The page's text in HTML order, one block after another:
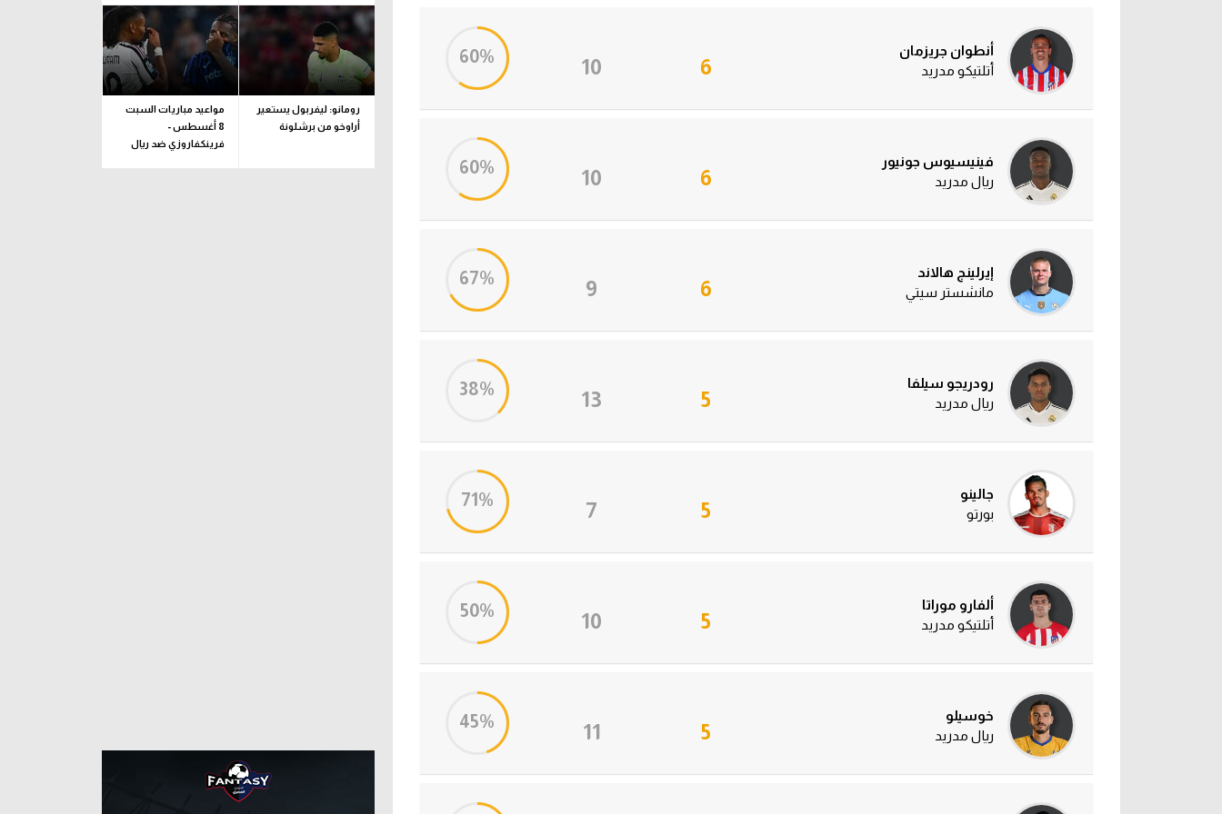
أنطوان جريزمان
أتلتيكو مدريد
6
10
60%
فينيسيوس جونيور
ريال مدريد
6
10
60%
إيرلينج هالاند
مانشستر سيتي
6
9
67%
رودريجو سيلفا
ريال مدريد
5
13
38%
جالينو
بورتو
5
7
71%
ألفارو موراتا
أتلتيكو مدريد
5
10
50%
خوسيلو
ريال مدريد
5
11
45%
رومانو: ليفربول يستعير
أراوخو من برشلونة
مواعيد مباريات السبت
8 أغسطس -
فرينكفاروزي ضد ريال